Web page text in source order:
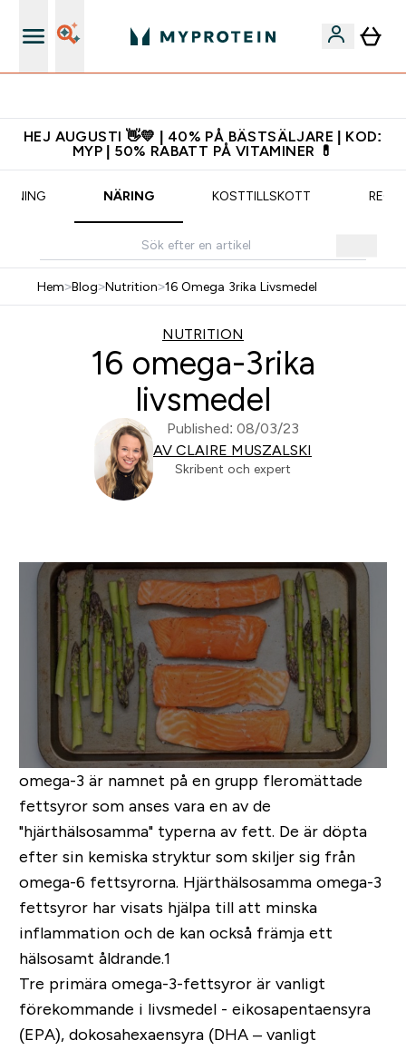
HEJ AUGUSTI 👋💛 | 40% PÅ BÄSTSÄLJARE | KOD:
MYP | 50% RABATT PÅ VITAMINER 💊
NÄRING KOSTTILLSKOTT
Hem>Blog>Nutrition>16 Omega 3rika Livsmedel
NUTRITION
16 omega-3rika
livsmedel
Published: 08/03/23
AV CLAIRE MUSZALSKI
Skribent och expert
omega-3 är namnet på en grupp fleromättade
fettsyror som anses vara en av de
"hjärthälsosamma" typerna av fett. De är döpta
efter sin kemiska stryktur som skiljer sig från
omega-6 fettsyrorna. Hjärthälsosamma omega-3
fettsyror har visats hjälpa till att minska
inflammation och de kan också främja ett
hälsosamt åldrande.1
Tre primära omega-3-fettsyror är vanligt
förekommande i livsmedel - eikosapentaensyra
(EPA), dokosahexaensyra (DHA – vanligt